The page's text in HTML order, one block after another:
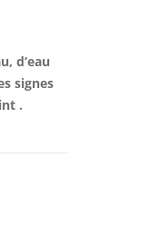
d’eau
signes
.